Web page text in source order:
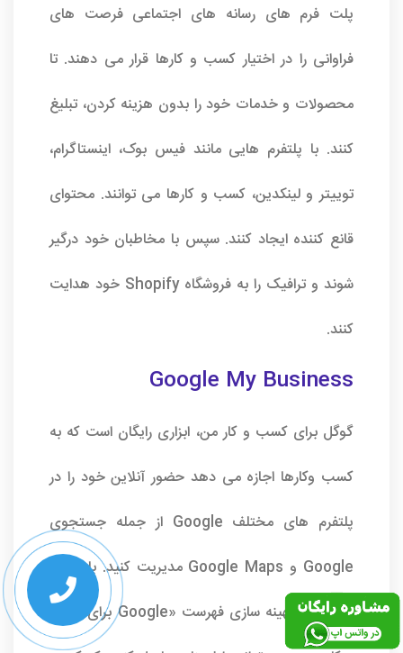
پلت فرم های رسانه های اجتماعی فرصت های
فراوانی را در اختیار کسب و کارها قرار می دهند. تا
محصولات و خدمات خود را بدون هزینه کردن، تبلیغ
کنند. با پلتفرم هایی مانند فیس بوک، اینستاگرام،
توییتر و لینکدین، کسب و کارها می توانند. محتوای
قانع کننده ایجاد کنند. سپس با مخاطبان خود درگیر
شوند و ترافیک را به فروشگاه Shopify خود هدایت
کنند.
Google My Business
گوگل برای کسب و کار من، ابزاری رایگان است که به
کسب وکارها اجازه می دهد حضور آنلاین خود را در
پلتفرم های مختلف Google از جمله جستجوی
Google و Google Maps مدیریت کنید. با ادعای
مالکیت و بهینه سازی فهرست «Google برای کسب